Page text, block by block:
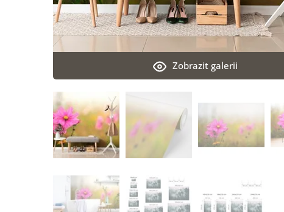
Zobrazit galerii